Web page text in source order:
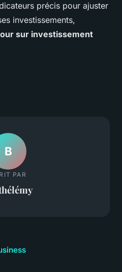
précis pour ajuster
investissements,
sur investissement
B
PAR